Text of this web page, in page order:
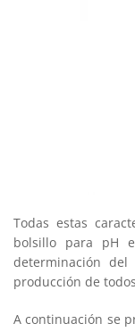
Todas estas
bolsillo para pH
determinación
producción de
A continuación se